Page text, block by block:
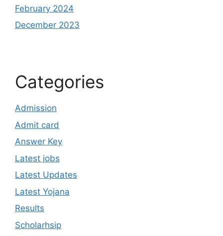
February 2024
December 2023
Categories
Admission
Admit card
Answer Key
Latest jobs
Latest Updates
Latest Yojana
Results
Scholarhsip